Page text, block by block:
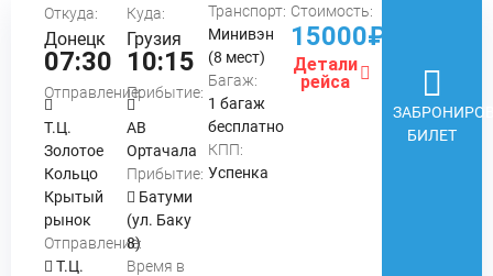
Откуда:
Донецк
07:30
Отправление:
Т.Ц.
Золотое
Кольцо
Крытый
рынок
Отправление:
Т.Ц.
Куда:
Грузия
10:15
Прибытие:
АВ
Ортачала
Прибытие:
Батуми
(ул. Баку
8)
Время в
Транспорт:
Минивэн
(8 мест)
Багаж:
1 багаж
бесплатно
КПП:
Успенка
Стоимость:
15000₽
Детали
рейса
БИЛЕТ